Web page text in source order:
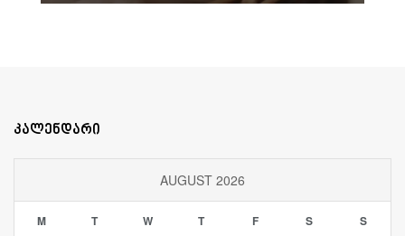
კალენდარი
AUGUST 2026
M T W T F S S